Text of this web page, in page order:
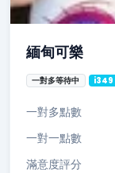
緬甸可樂
一對多等待中 i349
一對多點數
一對一點數
滿意度評分